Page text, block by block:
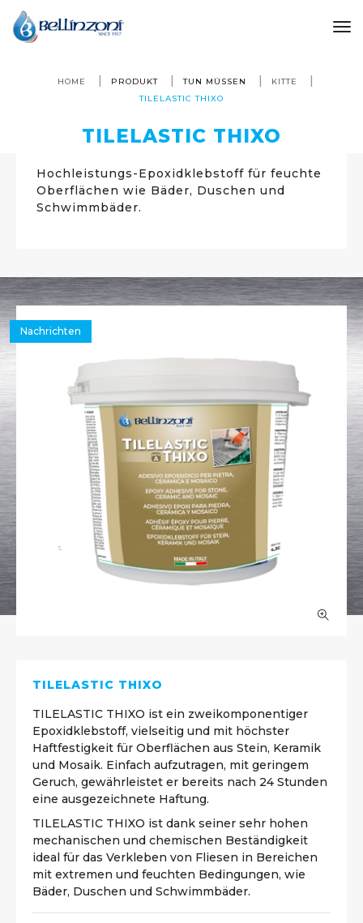
HOME PRODUKT TUN MÜSSEN
KITTE
TILELASTIC THIXO
TILELASTIC THIXO
Hochleistungs-Epoxidklebstoff für feuchte
Oberflächen wie Bäder, Duschen und
Schwimmbäder.
Nachrichten
TILELASTIC THIXO
TILELASTIC THIXO ist ein zweikomponentiger
Epoxidklebstoff, vielseitig und mit höchster
Haftfestigkeit für Oberflächen aus Stein, Keramik
und Mosaik. Einfach aufzutragen, mit geringem
Geruch, gewährleistet er bereits nach 24 Stunden
eine ausgezeichnete Haftung.
TILELASTIC THIXO ist dank seiner sehr hohen
mechanischen und chemischen Beständigkeit
ideal für das Verkleben von Fliesen in Bereichen
mit extremen und feuchten Bedingungen, wie
Bäder, Duschen und Schwimmbäder.